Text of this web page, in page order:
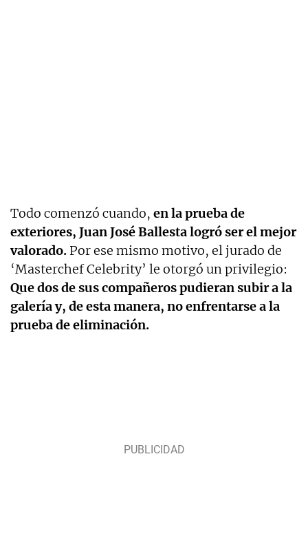
Todo comenzó cuando, en la prueba de
exteriores, Juan José Ballesta logró ser el mejor
valorado. Por ese mismo motivo, el jurado de
‘Masterchef Celebrity’ le otorgó un privilegio:
Que dos de sus compañeros pudieran subir a la
galería y, de esta manera, no enfrentarse a la
prueba de eliminación.